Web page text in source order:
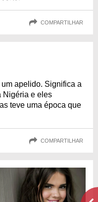
COMPARTILHAR
apelido. Significa a
Nigéria e eles
teve uma época que
COMPARTILHAR